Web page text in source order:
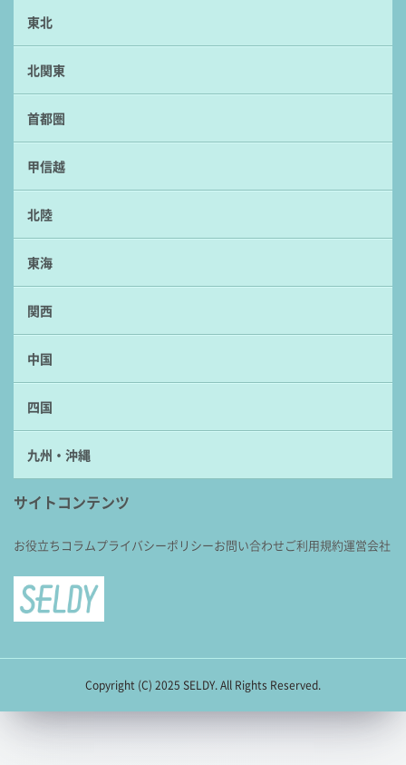
東北
北関東
首都圏
甲信越
北陸
東海
関西
中国
四国
九州・沖縄
サイトコンテンツ
お役立ちコラムプライバシーポリシーお問い合わせご利用規約運営会社
Copyright (C) 2025 SELDY. All Rights Reserved.